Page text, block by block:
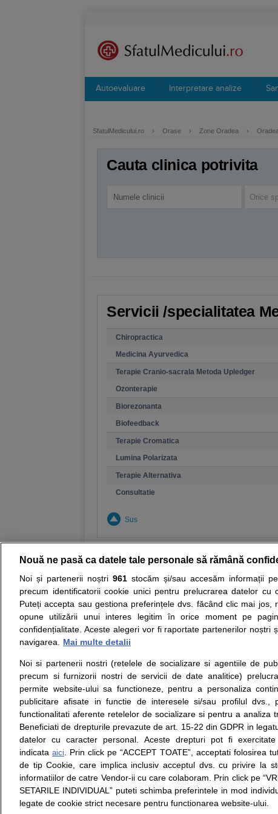
Autoevaluare Interpretare analize
SfatulMedicului.ro › Orase › Zone Oradea ›
Cauta clinica potrivita
Orice
Servicii /specialitatea
Chiropractica
Medicina Ayurvedica
Terapie Cranio-sacrala Metoda Upledger
Ozonterapie
Biorezonanta
Biofeedback
Terapie Cromatica
Lumina Polarizata
Terapie Alternativa
Consultatie
Sus
Resurse: Autoevaluare simptome
Opiniile avizate ale medicilor, sfaturile si orice alte
nici diagnosticul stabilit in urma investigatiilor si
ii punem la dispozitie pentru programare in sistemul
Despre noi
Despre noi
Contact
Intrebari frecvente
Consultanti
medicali
Legal
Termeni si conditii
Politica de
confidentialitate
Politica de cookie
Modifica Setarile Cookie
© Copyright © 2005 - 2026
SFATUL MEDICULUI.ro S.A, CUI: RO 38847631,
Nouă ne pasă ca datele tale personale să rămână
Noi și partenerii noștri 961stocăm și/sau accesăm informații pe
precum identificatorii cookie unici pentru prelucrarea datelor cu
Puteți accepta sau gestiona preferințele dvs. făcând clic mai jos,
opune utilizării unui interes legitim în orice moment pe
confidențialitate. Aceste alegeri vor fi raportate partenerilor noștri
navigarea.
Mai multe detalii
Noi si partenerii nostri (retelele de socializare si agentiile de
precum si furnizorii nostri de servicii de date analitice)
permite website-ului sa functioneze, pentru a personaliza
publicitare afisate in functie de interesele si/sau profilul dvs.,
functionalitati aferente retelelor de socializare si pentru a analiza
Beneficiati de drepturile prevazute de art. 15-22 din GDPR in
datelor cu caracter personal. Aceste drepturi pot fi
indicata aici. Prin click pe “ACCEPT TOATE”, acceptati folosirea
de tip Cookie, care implica inclusiv acceptul dvs. cu privire la
informatiilor de catre Vendor-ii cu care colaboram. Prin click pe
SETARILE INDIVIDUAL” puteti schimba preferintele in mod
legate de cookie strict necesare pentru functionarea website-ului.